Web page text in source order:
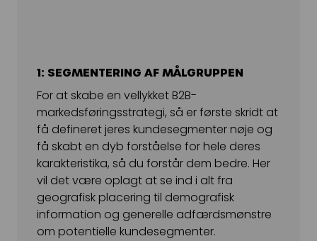
1: SEGMENTERING AF MÅLGRUPPEN
For at skabe en vellykket B2B-
markedsføringsstrategi, så er første skridt at
få defineret jeres kundesegmenter nøje og
få skabt en dyb forståelse for hele deres
karakteristika, så du forstår dem bedre. Her
vil det være oplagt at se ind i alt fra
geografisk placering til demografisk
information og generelle adfærdsmønstre
om potentielle kundesegmenter.